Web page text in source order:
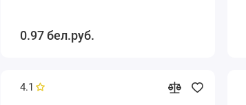
0.97 бел.руб.
4.1